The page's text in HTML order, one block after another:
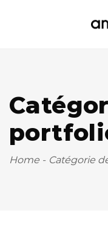
Home - Catégorie